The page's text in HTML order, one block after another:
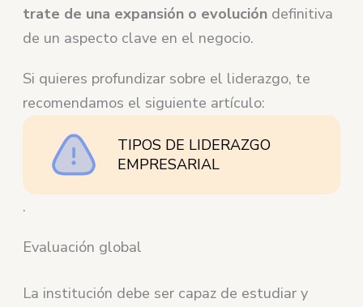
trate de una expansión o evolución definitiva
de un aspecto clave en el negocio.
Si quieres profundizar sobre el liderazgo, te
recomendamos el siguiente artículo:
TIPOS DE LIDERAZGO
EMPRESARIAL
.
Evaluación global
La institución debe ser capaz de estudiar y